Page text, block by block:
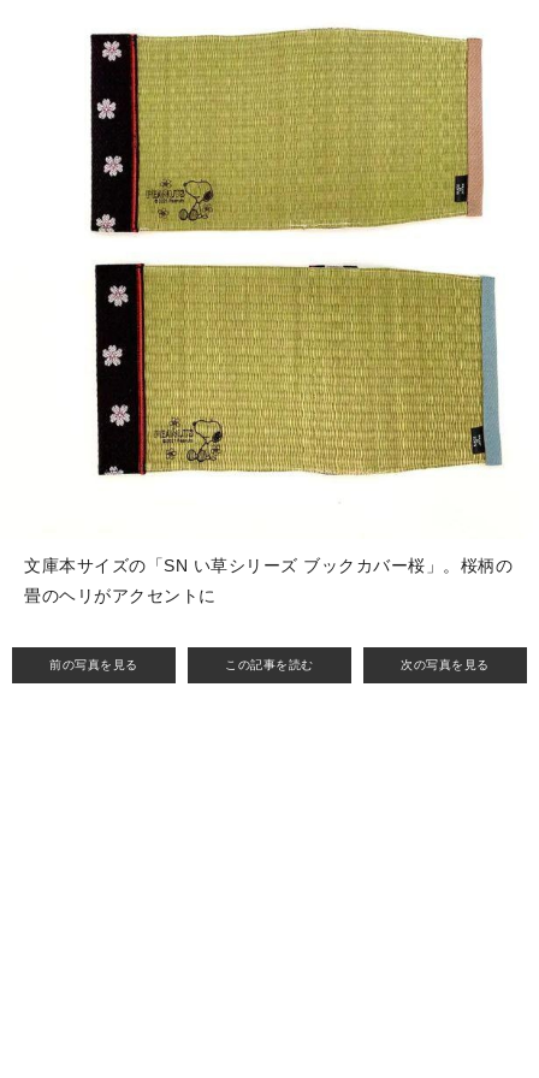
前の写真を見る この記事を読む 次の写真を見る
文庫本サイズの「SN い草シリーズ ブックカバー桜」。桜柄の
畳のヘリがアクセントに